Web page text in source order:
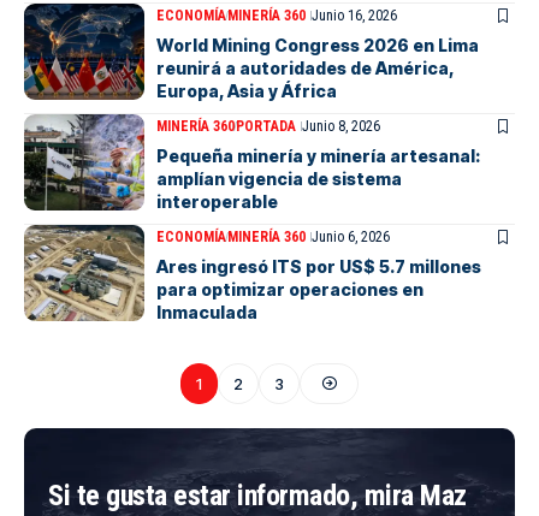
ECONOMÍAMINERÍA 360 Junio 16, 2026
World Mining Congress 2026 en Lima
reunirá a autoridades de América,
Europa, Asia y África
MINERÍA 360PORTADA Junio 8, 2026
Pequeña minería y minería artesanal:
amplían vigencia de sistema
interoperable
ECONOMÍAMINERÍA 360 Junio 6, 2026
Ares ingresó ITS por US$ 5.7 millones
para optimizar operaciones en
Inmaculada
1 2 3
Si te gusta estar informado, mira Maz